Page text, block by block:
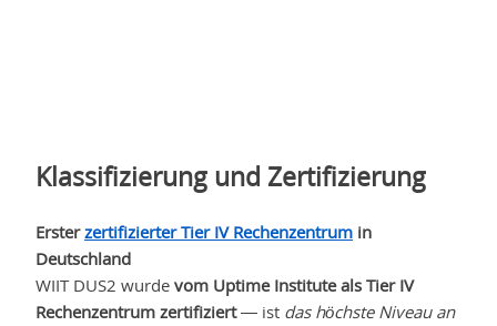
Klassifizierung und Zertifizierung
Ersterzertifizierter Tier IV Rechenzentrum in
Deutschland
WIIT DUS2 wurde vom Uptime Institute als Tier IV
Rechenzentrum zertifiziert— ist das höchste Niveau an